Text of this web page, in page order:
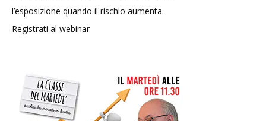
l’esposizione quando il rischio aumenta.
Registrati al webinar